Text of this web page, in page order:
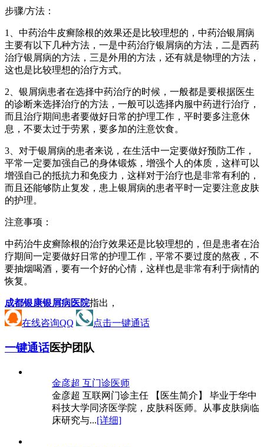
步骤/方法：
1、中药治牛皮癣除根的效果还是比较理想的，中药治银屑病
主要有以下几种方法，一是中药治疗银屑病的方法，二是西药
治疗银屑病的方法，三是外用的方法，还有就是物理的方法，
这也是比较理想的治疗方式。
2、银屑病患者在选择中药治疗的时候，一般都是要根据医生
的诊断来选择治疗的方法，一般可以选择内服中药进行治疗，
而且治疗期间患者要做好日常的护理工作，平时要多注意休
息，不要太过于劳累，要多加的注意饮食。
3、对于银屑病的患者来说，在生活中一定要做好预防工作，
平常一定要加强自己的身体锻炼，增强个人的体质，这样可以
增强自己的抵抗力和免疫力，这样对于治疗也是非常有利的，
而且还能够防止复发，患上银屑病的患者平时一定要注意皮肤
的护理。
注意事项：
中药治牛皮癣除根的治疗效果还是比较理想的，但是患者在治
疗期间一定要做好日常的护理工作，平常不要过度的熬夜，不
要抽烟喝酒，要有一个好的心情，这样也是非常有利于病情的
恢复。
成都银康银屑病医院指出，
在线咨询QQ
点击一键通话
一键通话医护团队
金彦超 互门诊医师
金彦超 互联网门诊主任 【医生简介】 毕业于华中
科技大学同济医学院，皮肤科医师。从事皮肤病临
床研究与...[详细]